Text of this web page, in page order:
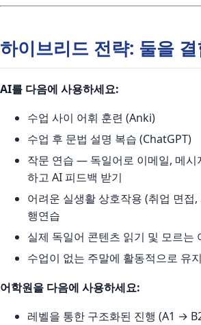
하이브리드 전략: 둘을
AI를 다음에 사용하세요:
수업 사이 어휘 훈련 (Anki)
수업 후 문법 설명 복습 (ChatGPT)
작문 연습 — 독일어로 이메일, 메시
하고 AI 피드백 받기
어려운 실생활 상호작용 (취업 면접
행연습
실제 독일어 콘텐츠 읽기 및 모르는
수업이 없는 주말에 활동적으로 유지
어학원을 다음에 사용하세요:
레벨을 통한 구조화된 진행 (A1 →